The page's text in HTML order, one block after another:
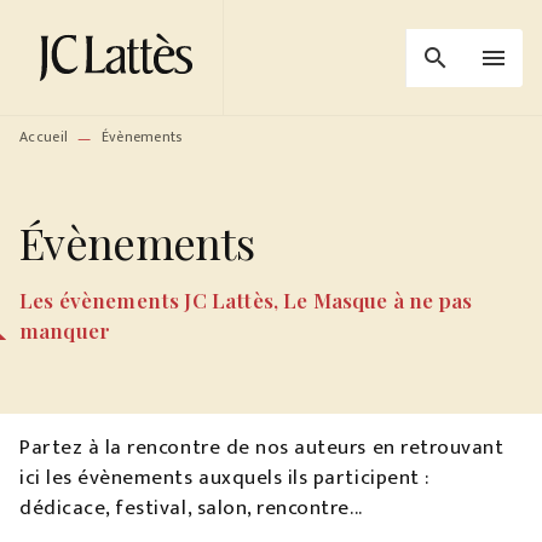
MENU RECHERCHE
PIED DE PAGE
search menu
Accueil — Évènements
Évènements
Les évènements JC Lattès, Le Masque à ne pas
manquer
Partez à la rencontre de nos auteurs en retrouvant
ici les évènements auxquels ils participent :
dédicace, festival, salon, rencontre...